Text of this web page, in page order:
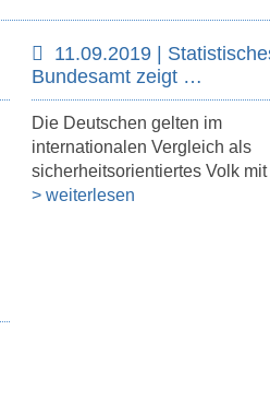
11.09.2019 |
Bundesamt zeigt …
Die Deutschen gelten im
internationalen Vergleich als
sicherheitsorientiertes Volk
> weiterlesen